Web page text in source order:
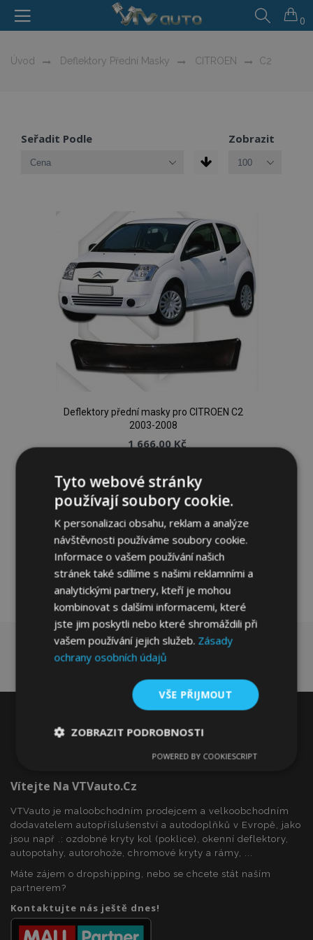
0
Úvod Deflektory Přední Masky CITROEN C2
Seřadit Podle Zobrazit
Deflektory přední masky pro CITROEN C2
2003-2008
1 666,00 Kč
Přidat Do Košíku
Přidat
k
oblíbeným
Vítejte Na VTVauto.cz
VTVauto je maloobchodním prodejcem a velkoobchodním
dodavatelem autopříslušenství a autodoplňků v Evropě, jako
jsou např .: ozdobné kryty kol (poklice), okenní deflektory,
autopotahy, autorohože, chromové kryty a rámy, ...
Máte zájem o dropshipping, nebo se chcete stát naším
partnerem?
Kontaktujte nás ještě dnes!
Tyto webové stránky
používají soubory cookie.
K personalizaci obsahu, reklam a analýze
návštěvnosti používáme soubory cookie.
Informace o vašem používání našich
stránek také sdílíme s našimi reklamními a
analytickými partnery, kteří je mohou
kombinovat s dalšími informacemi, které
jste jim poskytli nebo které shromáždili při
vašem používání jejich služeb. Zásady
ochrany osobních údajů
VŠE PŘIJMOUT
ZOBRAZIT PODROBNOSTI
soubory
Výkonové
Soubory
Funkční soubory
Nezbytně nutné soubory
POWERED BY COOKIESCRIPT